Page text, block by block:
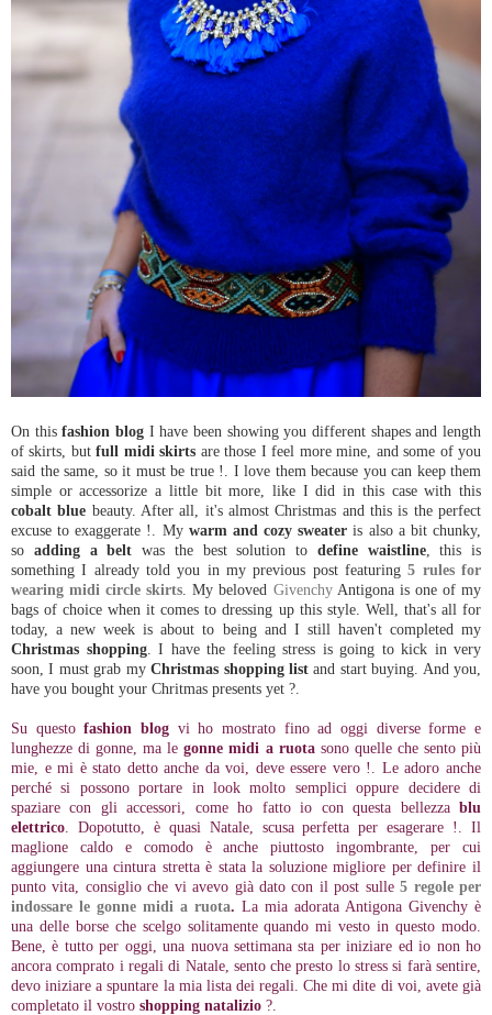
On thisfashion blog I have been showing you different shapes and length
of skirts, butfull midi skirts are those I feel more mine, and some of you
said the same, so it must be true !. I love them because you can keep them
simple or accessorize a little bit more, like I did in this case with this
cobalt blue beauty. After all, it's almost Christmas and this is the perfect
excuse to exaggerate !. My warm and cozy sweater is also a bit chunky,
so adding a belt was the best solution to define waistline, this is
something I already told you in my previous post featuring5 rules for
wearing midi circle skirts . My beloved GivenchyAntigona is one of my
bags of choice when it comes to dressing up this style. Well, that's all for
today, a new week is about to being and I still haven't completed my
Christmas shopping. I have the feeling stress is going to kick in very
soon, I must grab myChristmas shopping listand start buying. And you,
have you bought your Chritmas presents yet ?.
Su questofashion blog vi ho mostrato fino ad oggi diverse forme e
lunghezze di gonne, ma legonne midi a ruotasono quelle che sento più
mie, e mi è stato detto anche da voi, deve essere vero !. Le adoro anche
perché si possono portare in look molto semplici oppure decidere di
spaziare con gli accessori, come ho fatto io con questa bellezza blu
elettrico . Dopotutto, è quasi Natale, scusa perfetta per esagerare !. Il
maglione caldo e comodo è anche piuttosto ingombrante, per cui
aggiungere una cintura stretta è stata la soluzione migliore per definire il
punto vita, consiglio che vi avevo già dato con il post sulle5 regole per
indossare le gonne midi a ruota. La mia adorata Antigona Givenchy è
una delle borse che scelgo solitamente quando mi vesto in questo modo.
Bene, è tutto per oggi, una nuova settimana sta per iniziare ed io non ho
ancora comprato i regali di Natale, sento che presto lo stress si farà sentire,
devo iniziare a spuntare la mia lista dei regali. Che mi dite di voi, avete già
completato il vostro shopping natalizio ?.